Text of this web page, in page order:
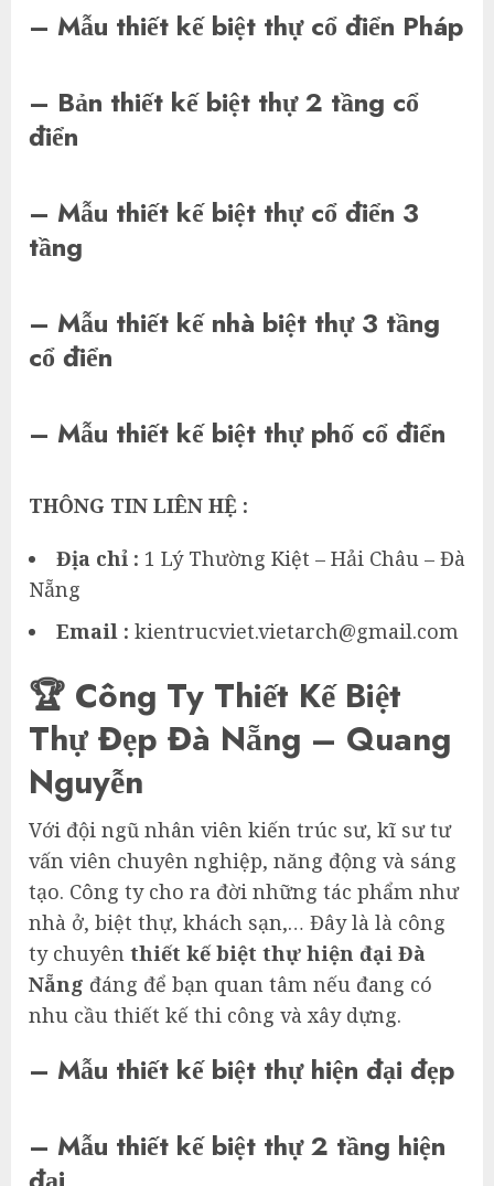
– Mẫu thiết kế biệt thự cổ điển Pháp
– Bản thiết kế biệt thự 2 tầng cổ
điển
– Mẫu thiết kế biệt thự cổ điển 3
tầng
– Mẫu thiết kế nhà biệt thự 3 tầng
cổ điển
– Mẫu thiết kế biệt thự phố cổ điển
THÔNG TIN LIÊN HỆ :
Địa chỉ : 1 Lý Thường Kiệt – Hải Châu – Đà
Nẵng
Email : kientrucviet.vietarch@gmail.com
🏆 Công Ty Thiết Kế Biệt
Thự Đẹp Đà Nẵng – Quang
Nguyễn
Với đội ngũ nhân viên kiến trúc sư, kĩ sư tư
vấn viên chuyên nghiệp, năng động và sáng
tạo. Công ty cho ra đời những tác phẩm như
nhà ở, biệt thự, khách sạn,… Đây là là công
ty chuyên thiết kế biệt thự hiện đại Đà
Nẵng đáng để bạn quan tâm nếu đang có
nhu cầu thiết kế thi công và xây dựng.
– Mẫu thiết kế biệt thự hiện đại đẹp
– Mẫu thiết kế biệt thự 2 tầng hiện